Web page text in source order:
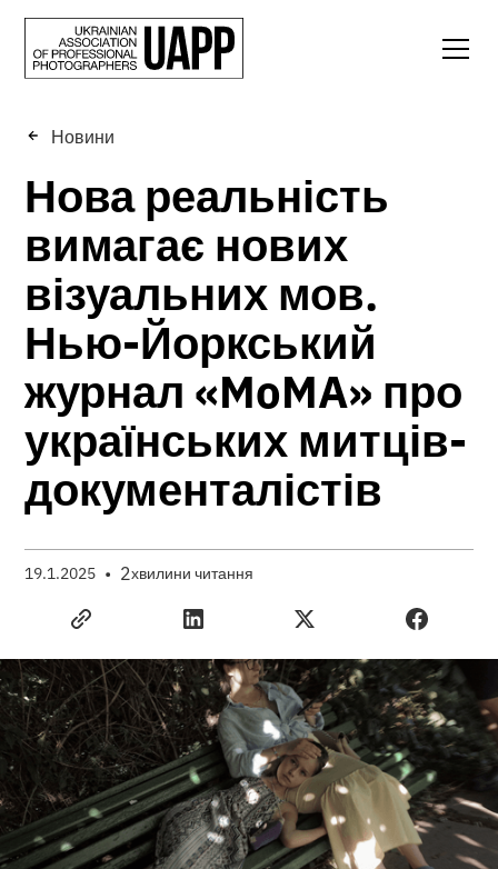
Новини
Нова реальність
вимагає нових
візуальних мов.
Нью-Йоркський
журнал «MoMA» про
українських митців-
документалістів
19.1.2025 • 2хвилини читання